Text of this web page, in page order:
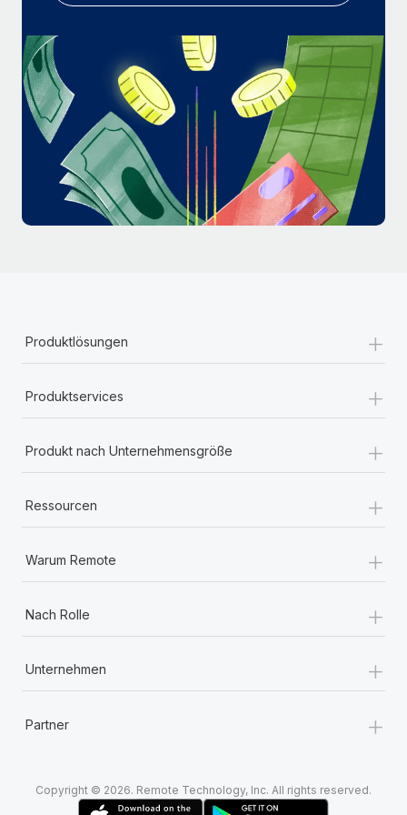
Mehr erfahren
Produktlösungen +
Produktservices +
Produkt nach Unternehmensgröße +
Ressourcen +
Warum Remote +
Nach Rolle +
Unternehmen +
Partner +
Copyright © 2026. Remote Technology, Inc. All rights reserved.